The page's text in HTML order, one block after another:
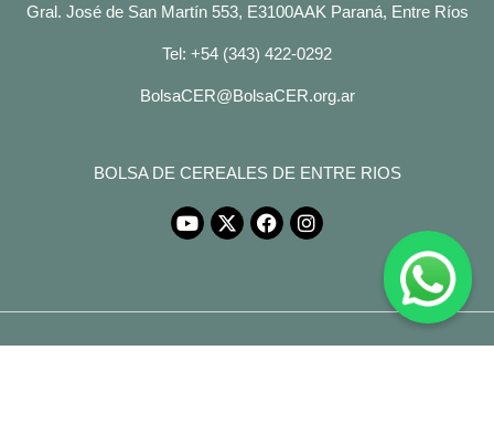
Gral. José de San Martín 553, E3100AAK Paraná, Entre Ríos
Tel: +54 (343) 422-0292
BolsaCER@BolsaCER.org.ar
BOLSA DE CEREALES DE ENTRE RIOS